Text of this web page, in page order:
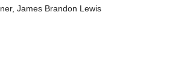
James Brandon Lewis